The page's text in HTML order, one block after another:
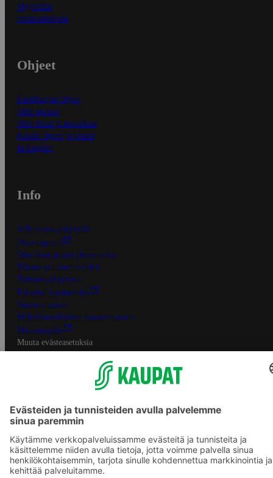
Myymälät
Asiakaspalvelu
Ohjeet
Ensitilaajan ohjeet
Näin maksat
Näin tilaat ja muokkaat
Kaikki ohjeet ja vinkit
In English
Info
S-Business yrityksille
Oiva-raportit
Osuuskauppojen yhteystiedot
Tilaus- ja toimitusehdot
Tietosuojakäytäntö
Palvelun käyttöehdot
Saavutettavuus
Mobiilisovelluksen saavutettavuus
Mainostajalle
Muuta evästeasetuksia
S-ryhmän palvelut
S-ryhmä
Asiakasomistajuus
Yhteishyvä Ruoka -sovellus
S-ostoslista -sovellus